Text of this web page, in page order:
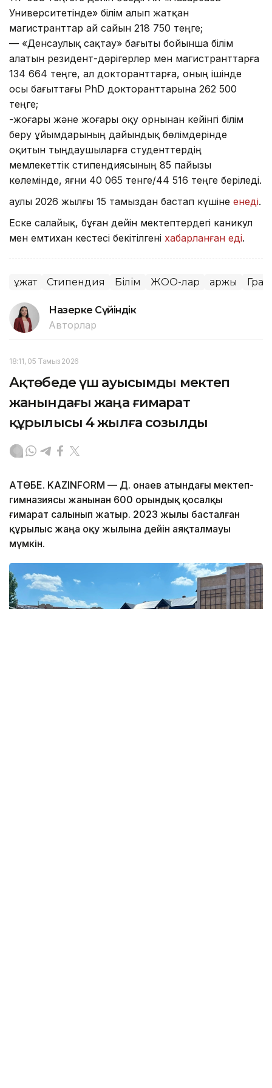
Университетінде» білім алып жатқан
магистранттар ай сайын 218 750 теңге;
— «Денсаулық сақтау» бағыты бойынша білім
алатын резидент-дәрігерлер мен магистранттарға
134 664 теңге, ал докторанттарға, оның ішінде
осы бағыттағы PhD докторанттарына 262 500
теңге;
-жоғары және жоғары оқу орнынан кейінгі білім
беру ұйымдарының дайындық бөлімдерінде
оқитын тыңдаушыларға студенттердің
мемлекеттік стипендиясының 85 пайызы
көлемінде, яғни 40 065 тенге/44 516 теңге беріледі.
Қаулы 2026 жылғы 15 тамыздан бастап күшіне енеді.
Еске салайық, бұған дейін мектептердегі каникул
мен емтихан кестесі бекітілгені хабарланған еді.
Құжат Стипендия Білім ЖОО-лар Қаржы
Назерке Сүйіндік
Авторлар
18:11, 05 Тамыз 2026
Ақтөбеде үш ауысымды мектеп
жанындағы жаңа ғимарат
құрылысы 4 жылға созылды
АҚТӨБЕ. KAZINFORM — Д. Қонаев атындағы мектеп-
гимназиясы жанынан 600 орындық қосалқы
ғимарат салынып жатыр. 2023 жылы басталған
құрылыс жаңа оқу жылына дейін аяқталмауы
мүмкін.